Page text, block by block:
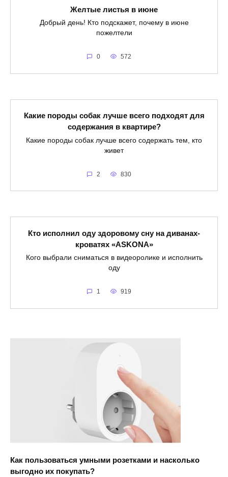
Желтые листья в июне
Добрый день! Кто подскажет, почему в июне
пожелтели
0 572
Какие породы собак лучше всего подходят для
содержания в квартире?
Какие породы собак лучше всего содержать тем, кто
живет
2 830
Кто исполнил оду здоровому сну на диванах-
кроватях «ASKONA»
Кого выбрали сниматься в видеоролике и исполнить
оду
1 919
Как пользоваться умными розетками и насколько
выгодно их покупать?